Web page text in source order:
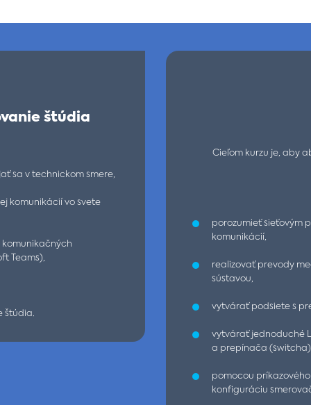
štúdia
sa v technickom smere,
komunikácií vo svete
Teams),
štúdia.
Cieľom kurzu je, aby
porozumieť sieťovým
komunikácií,
realizovať prevody
sústavou,
vytvárať podsiete s
vytvárať jednoduché
a prepínača
pomocou
konfiguráciu